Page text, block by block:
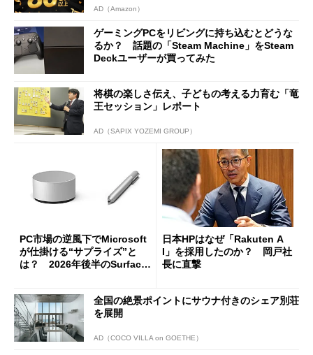
AD（Amazon）
ゲーミングPCをリビングに持ち込むとどうな
るか？ 話題の「Steam Machine」をSteam
Deckユーザーが買ってみた
将棋の楽しさ伝え、子どもの考える力育む「竜
王セッション」レポート
AD（SAPIX YOZEMI GROUP）
PC市場の逆風下でMicrosoft
が仕掛ける“サプライズ”と
は？ 2026年後半のSurface
日本HPはなぜ「Rakuten A
I」を採用したのか？ 岡戸社
長に直撃
全国の絶景ポイントにサウナ付きのシェア別荘
を展開
AD（COCO VILLA on GOETHE）